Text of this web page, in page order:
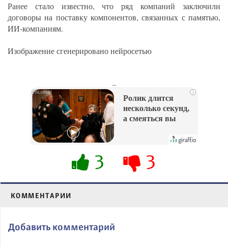
Ранее стало известно, что ряд компаний заключили
договоры на поставку компонентов, связанных с памятью,
ИИ-компаниям.
Изображение сгенерировано нейросетью
i
Ролик длится
несколько секунд,
а смеяться вы
3 3
КОММЕНТАРИИ
Добавить комментарий